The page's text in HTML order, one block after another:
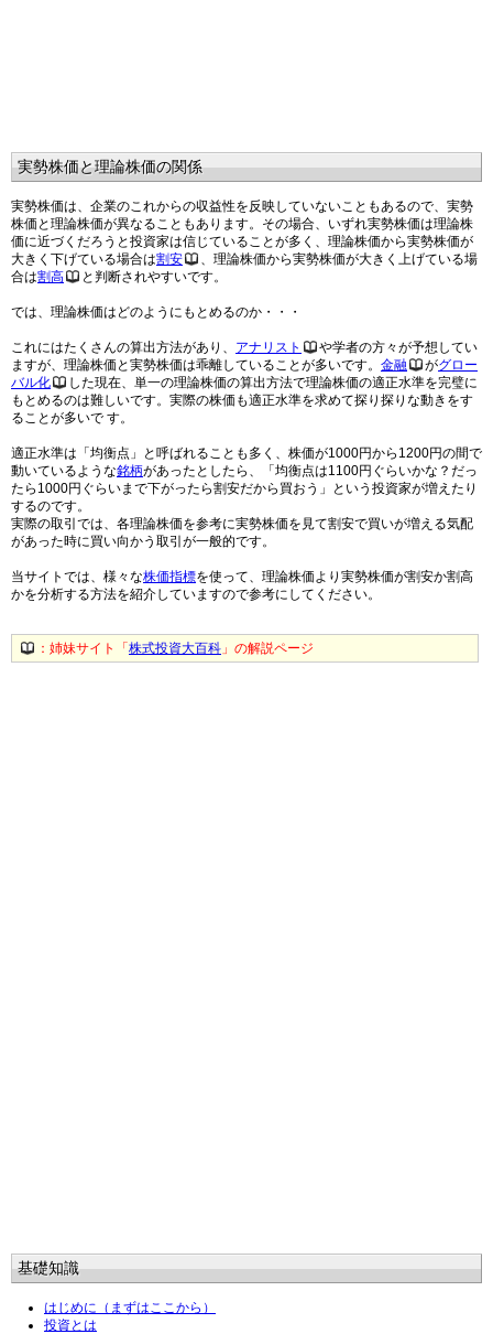
実勢株価と理論株価の関係
実勢株価は、企業のこれからの収益性を反映していないこともあるので、実勢
株価と理論株価が異なることもあります。その場合、いずれ実勢株価は理論株
価に近づくだろうと投資家は信じていることが多く、理論株価から実勢株価が
大きく下げている場合は割安
、理論株価から実勢株価が大きく上げている場
合は割高 と判断されやすいです。
では、理論株価はどのようにもとめるのか・・・
これにはたくさんの算出方法があり、 アナリスト
や学者の方々が予想してい
ますが、理論株価と実勢株価は乖離していることが多いです。 金融 がグロー
バル化
した現在、単一の理論株価の算出方法で理論株価の適正水準を完璧に
もとめるのは難しいです。実際の株価も適正水準を求めて探り探りな動きをす
ることが多いで す。
適正水準は「均衡点」と呼ばれることも多く、株価が1000円から1200円の間で
動いているような銘柄があったとしたら、「均衡点は1100円ぐらいかな？だっ
たら1000円ぐらいまで下がったら割安だから買おう」という投資家が増えたり
するのです。
実際の取引では、各理論株価を参考に実勢株価を見て割安で買いが増える気配
があった時に買い向かう取引が一般的です。
当サイトでは、様々な株価指標を使って、理論株価より実勢株価が割安か割高
かを分析する方法を紹介していますので参考にしてください。
：姉妹サイト「 株式投資大百科 」の解説ページ
基礎知識
はじめに（まずはここから）
投資とは